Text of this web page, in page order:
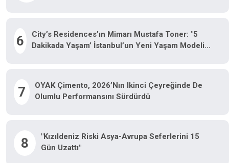
6
City’s Residences’ın Mimarı Mustafa Toner: "5
Dakikada Yaşam’ İstanbul’un Yeni Yaşam Modeli
7
OYAK Çimento, 2026’nın Ikinci Çeyreğinde De
Olumlu Performansını Sürdürdü
8
"Kızıldeniz Riski Asya-Avrupa Seferlerini 15
Gün Uzattı"